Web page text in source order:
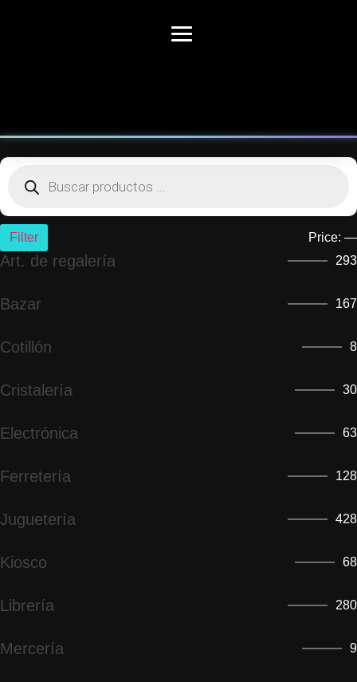
Filter Price: —
Art. de regalería 293
Bazar 167
Cotillón 8
Cristalería 30
Electrónica 63
Ferretería 128
Juguetería 428
Kiosco 68
Librería 280
Mercería 9